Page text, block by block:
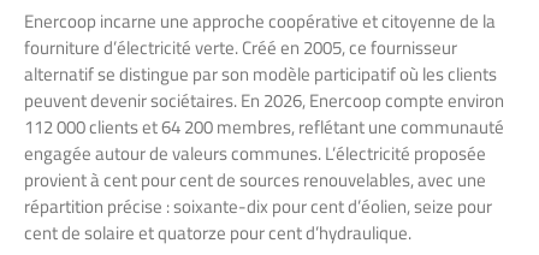
Enercoop incarne une approche coopérative et citoyenne de la
fourniture d’électricité verte. Créé en 2005, ce fournisseur
alternatif se distingue par son modèle participatif où les clients
peuvent devenir sociétaires. En 2026, Enercoop compte environ
112 000 clients et 64 200 membres, reflétant une communauté
engagée autour de valeurs communes. L’électricité proposée
provient à cent pour cent de sources renouvelables, avec une
répartition précise : soixante-dix pour cent d’éolien, seize pour
cent de solaire et quatorze pour cent d’hydraulique.